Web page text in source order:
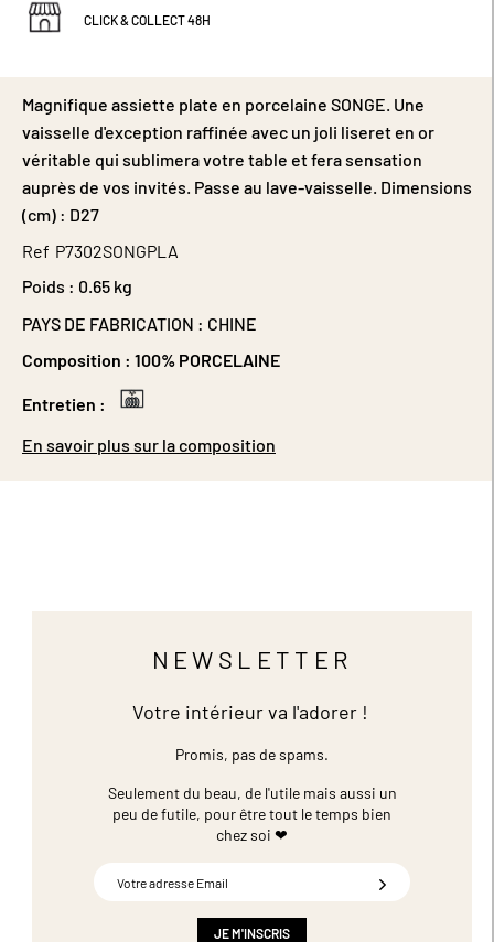
CLICK & COLLECT 48H
Magnifique assiette plate en porcelaine SONGE. Une
vaisselle d'exception raffinée avec un joli liseret en or
véritable qui sublimera votre table et fera sensation
auprès de vos invités. Passe au lave-vaisselle. Dimensions
(cm) : D27
Ref P7302SONGPLA
Poids : 0.65 kg
PAYS DE FABRICATION : CHINE
Composition : 100% PORCELAINE
Entretien :
En savoir plus sur la composition
NEWSLETTER
Votre intérieur va l'adorer !
Promis, pas de spams.
Seulement du beau, de l'utile mais aussi un
peu de futile, pour être tout le temps bien
chez soi ❤
JE M'INSCRIS